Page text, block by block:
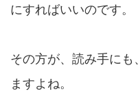
にすればいいのです。
その方が、読み手に
ますよね。